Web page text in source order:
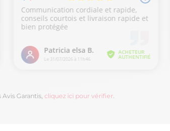
Garantis, cliquez ici pour vérifier.